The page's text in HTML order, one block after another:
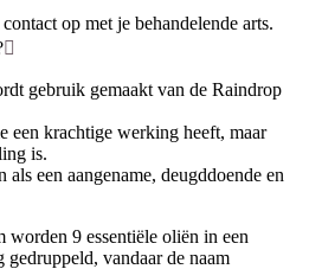
op met je behandelende arts.
gebruik gemaakt van de Raindrop
een krachtige werking heeft, maar
is.
een aangename, deugddoende en
worden 9 essentiële oliën in een
vandaar de naam